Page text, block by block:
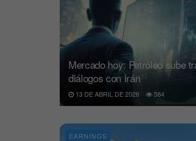
Mercado hoy: Petróleo sube
diálogos con Irán
13 DE ABRIL DE 2026 584
EARNINGS